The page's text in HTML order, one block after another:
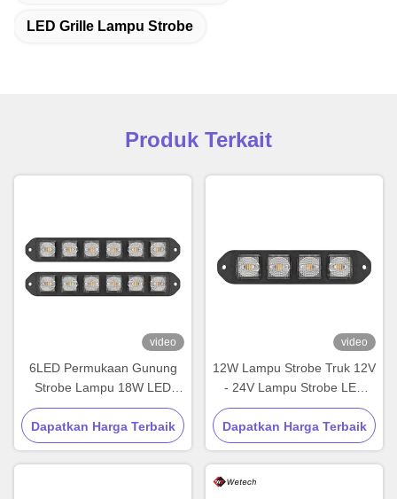
LED Grille Lampu Strobe
Produk Terkait
video
6LED Permukaan Gunung
Strobe Lampu 18W LED
Side Marker Lampu IP67
Dapatkan Harga Terbaik
video
12W Lampu Strobe Truk 12V
- 24V Lampu Strobe LED
Tipis Untuk Forklift Daya
Tinggi
Dapatkan Harga Terbaik